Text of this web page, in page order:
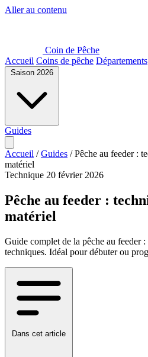
Aller au contenu
Coin de Pêche
Accueil Coins de pêche Départements
Saison 2026
Guides
Accueil / Guides / Pêche au feeder :
matériel
Technique 20 février 2026
Pêche au feeder :
matériel
Guide complet de la pêche au feeder
techniques. Idéal pour débuter ou
Dans cet article